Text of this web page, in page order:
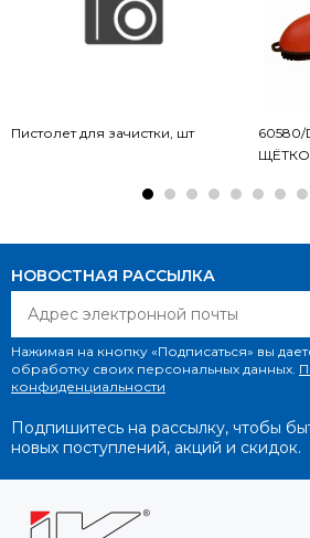
Пистолет для зачистки, шт
НОВОСТНАЯ РАССЫЛКА
Нажимая на кнопку «Подписаться» вы
обработку своих персональных данных.
конфиденциальности
Подпишитесь на рассылку, чтобы
новых поступлений, акций и скидок.